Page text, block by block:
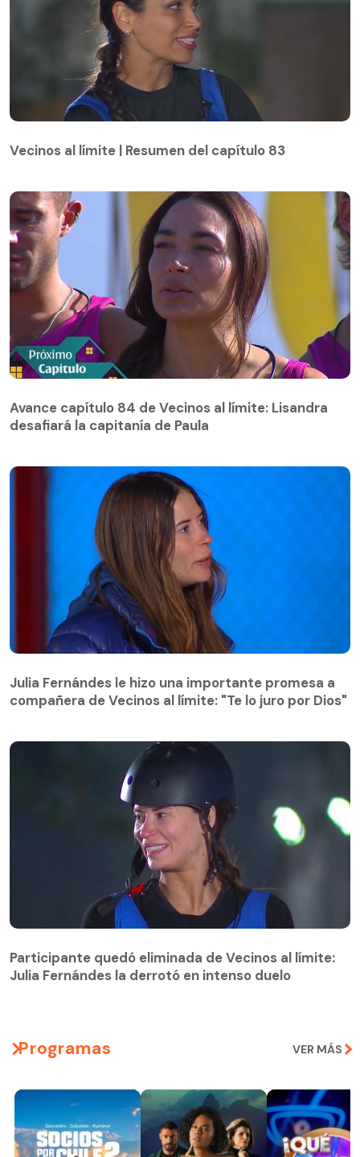
Vecinos al límite | Resumen del capítulo 83
desafiará la capitanía de Paula
Avance capítulo 84 de Vecinos al límite: Lisandra
desafiará la capitanía de Paula
compañera de Vecinos al límite: "Te lo juro por Dios"
Julia Fernándes le hizo una importante promesa a
compañera de Vecinos al límite: "Te lo juro por Dios"
Julia Fernándes la derrotó en intenso duelo
Participante quedó eliminada de Vecinos al límite:
Julia Fernándes la derrotó en intenso duelo
Programas VER MÁS